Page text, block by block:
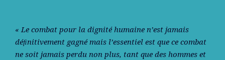
« Le combat pour la dignité humaine n’est jamais
déﬁnitivement gagné mais l’essentiel est que ce combat
ne soit jamais perdu non plus, tant que des hommes et